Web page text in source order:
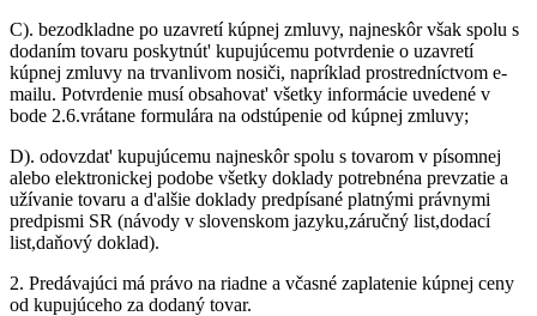
C). bezodkladne po uzavretí kúpnej zmluvy, najneskôr však spolu s
dodaním tovaru poskytnút' kupujúcemu potvrdenie o uzavretí
kúpnej zmluvy na trvanlivom nosiči, napríklad prostredníctvom e-
mailu. Potvrdenie musí obsahovat' všetky informácie uvedené v
bode 2.6.vrátane formulára na odstúpenie od kúpnej zmluvy;
D). odovzdat' kupujúcemu najneskôr spolu s tovarom v písomnej
alebo elektronickej podobe všetky doklady potrebnéna prevzatie a
užívanie tovaru a d'alšie doklady predpísané platnými právnymi
predpismi SR (návody v slovenskom jazyku,záručný list,dodací
list,daňový doklad).
2. Predávajúci má právo na riadne a včasné zaplatenie kúpnej ceny
od kupujúceho za dodaný tovar.